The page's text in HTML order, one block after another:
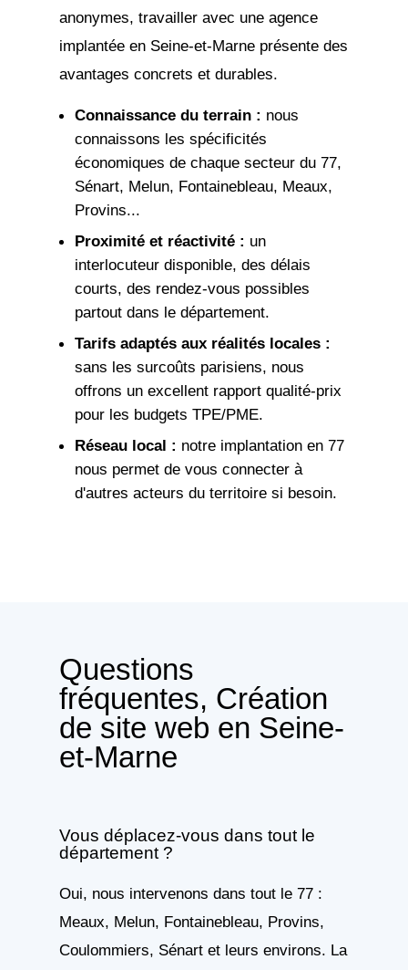
anonymes, travailler avec une agence
implantée en Seine-et-Marne présente des
avantages concrets et durables.
Connaissance du terrain : nous
connaissons les spécificités
économiques de chaque secteur du 77,
Sénart, Melun, Fontainebleau, Meaux,
Provins...
Proximité et réactivité : un
interlocuteur disponible, des délais
courts, des rendez-vous possibles
partout dans le département.
Tarifs adaptés aux réalités locales :
sans les surcoûts parisiens, nous
offrons un excellent rapport qualité-prix
pour les budgets TPE/PME.
Réseau local : notre implantation en 77
nous permet de vous connecter à
d'autres acteurs du territoire si besoin.
Questions
fréquentes, Création
de site web en Seine-
et-Marne
Vous déplacez-vous dans tout le
département ?
Oui, nous intervenons dans tout le 77 :
Meaux, Melun, Fontainebleau, Provins,
Coulommiers, Sénart et leurs environs. La